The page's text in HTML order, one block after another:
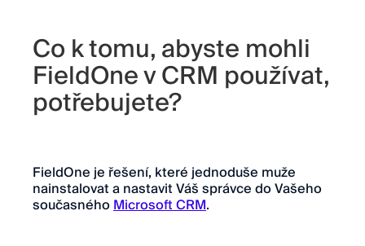
Co k tomu, abyste mohli
FieldOne v CRM používat,
potřebujete?
FieldOne je řešení, které jednoduše muže
nainstalovat a nastavit Váš správce do Vašeho
současnéhoMicrosoft CRM.